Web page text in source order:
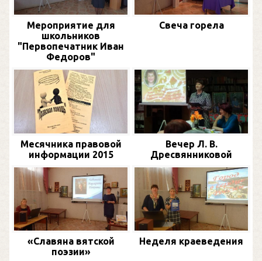
Мероприятие для
школьников
"Первопечатник Иван
Федоров"
Свеча горела
Месячника правовой
информации 2015
Вечер Л. В.
Дресвянниковой
«Славяна вятской
поэзии»
Неделя краеведения